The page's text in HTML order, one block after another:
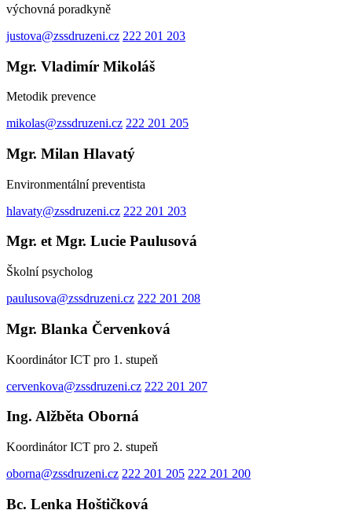
výchovná poradkyně
justova@zssdruzeni.cz 222 201 203
Mgr. Vladimír Mikoláš
Metodik prevence
mikolas@zssdruzeni.cz 222 201 205
Mgr. Milan Hlavatý
Environmentální preventista
hlavaty@zssdruzeni.cz 222 201 203
Mgr. et Mgr. Lucie Paulusová
Školní psycholog
paulusova@zssdruzeni.cz 222 201 208
Mgr. Blanka Červenková
Koordinátor ICT pro 1. stupeň
cervenkova@zssdruzeni.cz 222 201 207
Ing. Alžběta Oborná
Koordinátor ICT pro 2. stupeň
oborna@zssdruzeni.cz 222 201 205 222 201 200
Bc. Lenka Hoštičková